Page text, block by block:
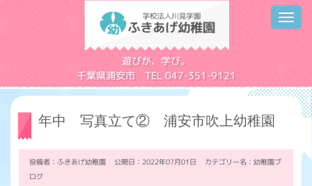
遊びが、学び。
千葉県浦安市 TEL 047-351-9121
年中 写真立て② 浦安市吹上幼稚園
投稿者：ふきあげ幼稚園 公開日：2022年07月01日 カテゴリー名： 幼稚園ブ
ログ